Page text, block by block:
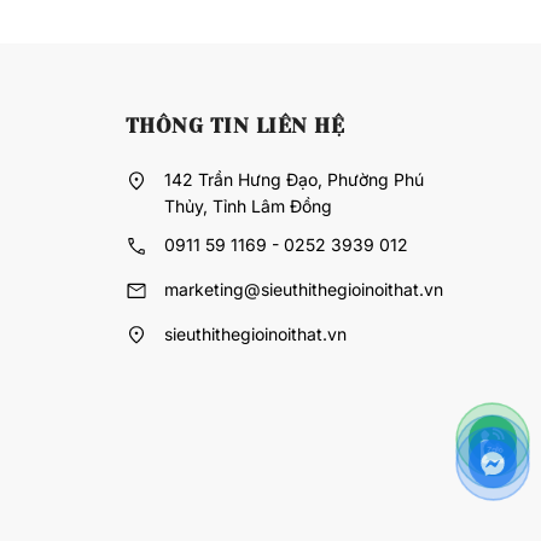
THÔNG TIN LIÊN HỆ
142 Trần Hưng Đạo, Phường Phú
Thủy, Tỉnh Lâm Đồng
0911 59 1169 - 0252 3939 012
marketing@sieuthithegioinoithat.vn
sieuthithegioinoithat.vn